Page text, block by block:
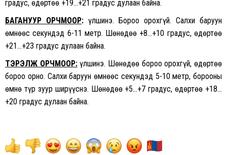
градус, өдөртөө +19…+21 градус дулаан байна.
БАГАНУУР ОРЧМООР: Үүлшинэ. Бороо орохгүй. Салхи баруун
өмнөөс секундэд 6-11 метр. Шөнөдөө +8…+10 градус, өдөртөө
+21…+23 градус дулаан байна.
ТЭРЭЛЖ ОРЧМООР: Үүлшинэ. Шөнөдөө бороо орохгүй, өдөртөө
бороо орно. Салхи баруун өмнөөс секундэд 5-10 метр, борооны
өмнө түр зуур ширүүснэ. Шөнөдөө +5…+7 градус, өдөртөө +18…
+20 градус дулаан байна.